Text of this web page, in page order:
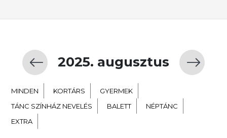
2025. augusztus
MINDEN KORTÁRS
GYERMEK
TÁNC SZÍNHÁZ NEVELÉS
BALETT
NÉPTÁNC
EXTRA